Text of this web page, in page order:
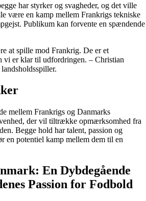
har styrker og svagheder, og det ville
være en kamp mellem Frankrigs tekniske
Publikum kan forvente en spændende
at spille mod Frankrig. De er et
vi er klar til udfordringen. – Christian
mellem Frankrigs og Danmarks
der vil tiltrække opmærksomhed fra
Begge hold har talent, passion og
en potentiel kamp mellem dem til en
En Dybdegående
Passion for Fodbold